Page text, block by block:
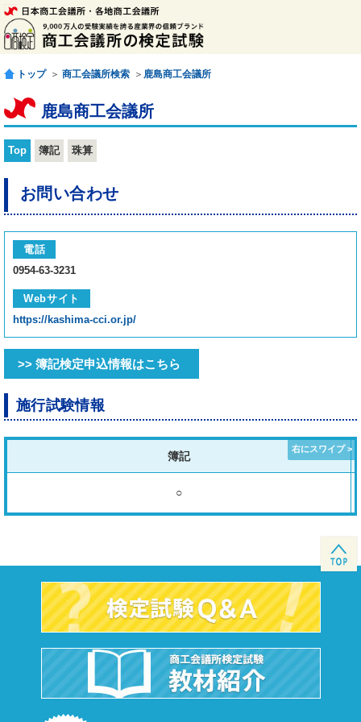
トップ ＞ 商工会議所検索 ＞ 鹿島商工会議所
鹿島商工会議所
Top 簿記 珠算
お問い合わせ
電話
0954-63-3231
Webサイト
https://kashima-cci.or.jp/
>> 簿記検定申込情報はこちら
施行試験情報
簿記
○